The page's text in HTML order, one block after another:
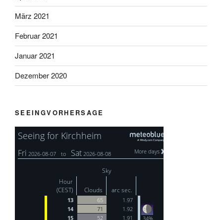
März 2021
Februar 2021
Januar 2021
Dezember 2020
SEEINGVORHERSAGE